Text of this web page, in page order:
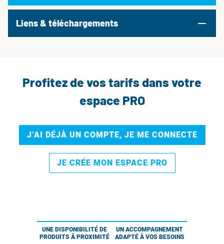
Liens & téléchargements
Profitez de vos tarifs dans votre
espace PRO
J’AI DÉJÀ UN COMPTE, JE ME CONNECTE
JE CRÉE MON ESPACE PRO
UNE DISPONIBILITÉ DE
PRODUITS À PROXIMITÉ
UN ACCOMPAGNEMENT
ADAPTÉ À VOS BESOINS